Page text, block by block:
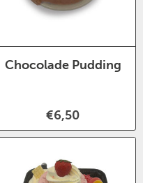
Chocolade Pudding
€6,50